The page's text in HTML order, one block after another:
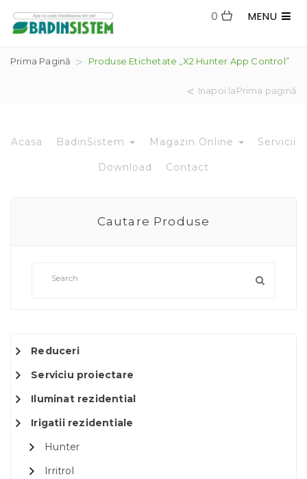
MENU
0
Prima Pagină Produse Etichetate „X2 Hunter App Control”
Inapoi laPrima pagină
Acasa BadinSistem Magazin Online Servicii
Download Contact
Cautare Produse
Reduceri
Serviciu proiectare
Iluminat rezidential
Irigatii rezidentiale
Hunter
Irritrol